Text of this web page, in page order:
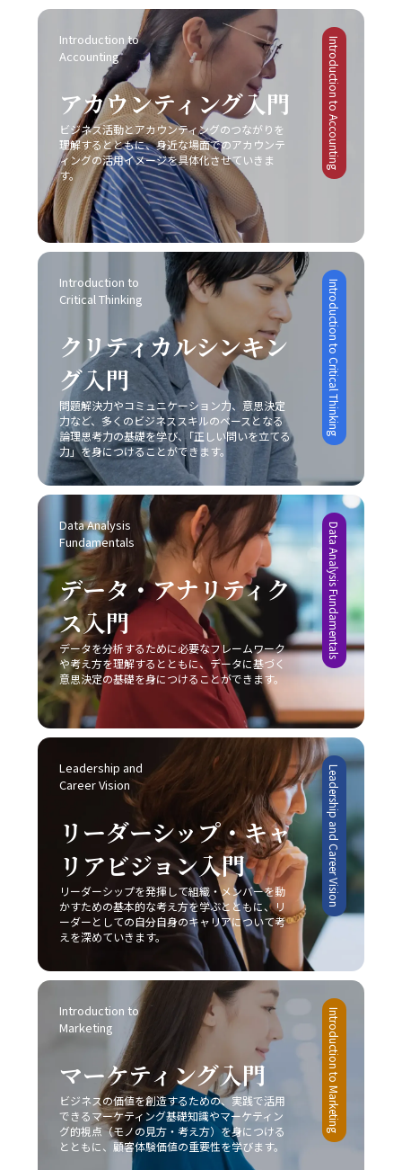
ション能力の向上に直結します。これにより、仕事で話が
噛み合わない状況を未然に防ぎ、また発生した場合にも迅
速かつ効果的に対処できる基盤を作ることが可能となりま
す。最終的に、若手ビジネスマンにとって重要なのは、一
方的なコミュニケーションではなく、双方の意図や認識を
共有しあう姿勢です。今回ご紹介したポイントを実践し、
「仕事で話が噛み合わない人との対処法」を日常の業務に
取り入れることで、組織内の信頼関係の再構築や業務効率
の向上を実現できるでしょう。常に自己のコミュニケーシ
ョンスキルを磨き、効果的な意思疎通を心がけることが、
ビジネスパーソンとしての成長に直結する重要な要素とな
ります。
がどのような「場」か、つまり使用する媒体や環境に応じ
た戦略も大切です。対面での会議、電話会議、メール、オ
ンラインミーティングなど、ツールや場面ごとに適したコ
ミュニケーションの方法が存在します。そのため、各媒体
の持つ特性や限界を理解し、状況に合わせた柔軟な対応が
必要不可欠となります。こうした注意点を踏まえて、自己
のコミュニケーション能力を継続的にブラッシュアップし
ていくことが、キャリアの成長に繋がるのです。 まとめ
本記事では、「ビジネスにおけるコミュニケーション能
力」における重要性と、その構成要素、さらには具体的な
現場での実践方法と注意点について解説しました。現代ビ
ジネスにおいて、コミュニケーションは単なる情報伝達で
はなく、相手に行動変容を促すための極めて高度なスキル
であり、論理的思考、感情表現、非言語的伝達、そして状
況に応じた柔軟な対応が求められます。特に、若手ビジネ
スマンはこの能力を磨くことで、上司や同僚、さらには対
外のステークホルダーとの信頼関係を築き、組織全体の業
績向上や自らのキャリアアップに直結させることが可能と
なります。 また、コミュニケーションの成功は意識的な目
的設定と適切な手法の選択に依存するため、日々の業務の
中で自らの発言や対話を振り返り、どのように相手に伝わ
っているかを検証する姿勢が不可欠です。若手ビジネスマ
ンとしては、まずは基本的なスキルを習得し、実践を重ね
ながら「論理」と「感情」のバランスを追求することが、
信頼構築および成果創出への近道であると言えます。今後
も、技術の進化とグローバル化が進む中で、多様なコミュ
ニケーション手法を状況に応じて使い分けるセンスを養
い、柔軟な対応力を持つことが求められるでしょう。 最終
的に、「ビジネスにおけるコミュニケーション能力」にお
ける本質は、発信者が目的を明確にし、受信者がその意図
を正確に理解するという双方の協調です。これを実現する
ためには、日々の実務の中での振り返りと研鑽が不可欠で
あり、自らのコミュニケーションスタイルを磨き上げるこ
とが、結果として組織全体のパフォーマンス向上に繋がる
のです。自分自身の成長と共に、組織全体での良好な情報
共有が促進されることにより、ビジネスの現場における成
果が確実に向上するでしょう。
フォン市場におけるモトローラの事例では、他社との差別
化に失敗し、急激な技術革新に乗り遅れて市場からの孤立
を招きました。また、日産自動車は過度なコスト削減施策
により品質低下とブランドイメージの低下を招いた結果、
激戦区でのシェア確保に大きな課題を突きつけられまし
た。これらの事例は、レッドオーシャンの戦い方において
は、単なるコスト削減や市場模倣だけでは不十分であり、
明確な差別化戦略と自社の独自性の追求が不可欠であるこ
とを示しています。 レッドオーシャンとブルーオーシャン
の使い分け レッドオーシャン市場における戦略と対比し
て、ブルーオーシャン戦略は競争のない新たな市場の創出
を目指すアプローチです。ブルーオーシャンでは、既存市
場の枠にとらわれずに新規需要を発掘することが重視され
るため、一見すると魅力的な選択肢に映ります。しかし、
どちらの戦略を採用するかは、自社の経営資源、強み、さ
らには市場環境の成熟度によって大きく左右されるため、
慎重な分析が求められます。レッドオーシャンの戦い方に
おいては、既存市場で確固たる地位を築くために、いかに
自社の独自性を打ち出し、競合他社との差別化を成功させ
るかが非常に重要な要素となります。 具体例として、大手
家電メーカーが技術力と広範な販売網という強みを持ちな
がらも、成熟市場での競争に挑むケースや、ベンチャー企
業が限定されたリソースを最大限に活かしてニッチ市場で
新たな需要を創造するケースなど、各企業は自社の特性に
応じた戦略を展開しています。このような事例からも、ど
の市場戦略を採るにしても、常に自社の強みと市場環境の
両面を的確に把握し、その上でレッドオーシャンの戦い方
を実践することが成功の鍵であることが明らかです。 実践
に向けた心構えと今後の展望 レッドオーシャンの戦い方を
実践するためには、単なる理論や事例の学習に留まらず、
実際のビジネス現場での迅速な対応と継続的な改善が求め
られます。まず、自社の強みや改善点を冷静に分析し、ど
の戦略が最も有効であるかを判断することが重要です。ま
た、顧客のニーズや市場動向の変化に敏感であること、そ
して柔軟な戦略の見直しが不可欠となります。市場は常に
変動し続けており、今日の成功が明日の成功を保証するも
のではないため、レッドオーシャンの戦い方においては常
に革新と挑戦の姿勢を維持しなければなりません。 今後、
AIやIoT、さらにはブロックチェーン技術など最先端技術の
進展が加速することで、ビジネス環境は一層複雑化すると
みられます。しかし、このような変動期においては、逆に
新たなビジネスモデルや市場ニーズが生まれるチャンスも
多く存在します。将来的には、従来のレッドオーシャンの
戦い方に加え、テクノロジーを駆使したデジタル戦略との
融合が、企業の競争力を左右する重要な要素となることは
間違いありません。そのため、今のうちから情報収集や市
場分析に注力し、柔軟かつ先見性のある戦略を構築するこ
とが求められます。 まとめ 本記事では、2025年という変
革の時代において、20代の若手ビジネスマンが直面する厳
しい市場環境の中で、「レッドオーシャンの戦い方」の重
要性とその具体的な戦略について解説してきました。レッ
ドオーシャンとは、既存市場における激しい競争環境を指
し、価格競争や限られた市場シェア、利益率の低下といっ
たリスクが伴います。このような中で成功するためには、
他社との差別化、コストリーダーシップ、ニッチ戦略など
自社の強みを最大限に活かすアプローチが不可欠です。ま
た、デジタル技術や最新の市場動向を取り入れることで、
従来の戦略だけでなく新たなビジネスモデルの構築が求め
られています。 今後のビジネスシーンは、一層熾烈な競争
と急速な市場変化が予想されるため、レッドオーシャン 戦
い方においても、常に柔軟な発想と先を見据えた戦略が必
要です。成功事例に見ると、スターバックス、コカ・コー
切なサポートを受けながら、自己管理能力の向上を図るこ
とが求められます。このように、先延ばし癖の注意点は単
なる行動パターンの問題を超えて、複雑な心理的・環境的
要因が絡み合っているため、多角的な視点からの対策が必
要不可欠です。 ビジネス現場では、タスクを早期に処理す
る仕組みや、効率的なスケジュール管理システムの導入も
推奨されています。現代のITツールを活用し、リマインダ
ー機能やタイムマネジメントアプリを上手に利用すること
で、先延ばし癖を改善する一助となります。ただし、こう
したツールも万能ではなく、自身の内面的な問題と向き合
い、根本的な解決策を模索しなければ、「後回し癖 改善」
は真の意味で実現されないでしょう。 まとめ 「後回し癖
の改善」は、20代の若手ビジネスマンにとって極めて重要
なテーマです。タスクの先延ばしは、自己効力感の低下、
ストレスの蓄積、生産性の低下、さらにはキャリアの成長
機会の逸失といった深刻な影響を及ぼします。そのため、
自己管理能力の向上を図るためには、まず自分自身の心理
的背景や業務環境を冷静に分析することが不可欠です。ま
た、具体的な改善策としては、以下の8つの方法が有効で
あると考えられます。 まず、「とりあえずはじめてみる」
というシンプルながらも強力な方法があります。初動の一
歩を踏み出すことで、徐々にタスクへの抵抗感が薄れ、以
降の作業がスムーズに進む効果が期待できます。次に、簡
単に実行可能なタスクから取り掛かることにより、成功体
験を積み重ねる点も重要です。成功体験は自信を形成し、
やがて大きな課題に対しても積極的に取り組む原動力とな
ります。 さらに、やるべきタスクに専念できる環境を整え
ることも、先延ばし癖の改善に有効です。職場や自宅での
雑音や不要な割り込みを排除し、集中できる空間を確保す
る工夫は、業務効率の向上につながります。目標を細かく
設定し、進捗状況を明確に把握することで、自分自身の達
成度を視覚化し、モチベーションを維持することが可能で
す。また、締切を2段階で設定する方法も、タスクを段階
的に処理し、プロジェクト全体を効率的に管理するための
有効な手段と言えるでしょう。 完璧主義に陥らず、自分に
過度な厳しさを課さない点や、失敗を恐れずに挑戦する姿
勢を持つことも、先延ばし癖改善の鍵となります。たとえ
ば、多少のミスや失敗は成長過程の一部と捉え、次回への
学びとすることで、行動へのブレーキを緩めることができ
ます。さらに、周囲の信頼できる同僚や上司に適切に協力
を求めることで、タスクの分担や業務効率の向上にもつな
がり、結果として「後回し癖の改善」が促進されます。 総
じて、先延ばし癖の改善は単なる業務の効率化に留まら
ず、自己成長やキャリアアップ、そして精神的健康に直結
する課題です。20代の若手ビジネスマンは、日々の忙しさ
に追われる中で、この先延ばしという悪循環を断ち切り、
主体的かつ計画的な行動を身につけることが、将来的な成
功に不可欠であると言えるでしょう。一度自らの行動パタ
ーンを見直し、ここで紹介した8つの方法を実践すること
で、徐々に「後回し癖の改善」の効果を実感できるはずで
す。 最終的には、先延ばし癖を克服し、時間とエネルギー
を有効活用するための意識改革が求められます。焦らず、
一歩一歩着実に、自己改善のプロセスを進めることが重要
です。皆さんが今後、業務上の課題を迅速かつ効果的に解
決し、自己成長を加速させる一助となることを心より願っ
ています。この取り組みが、豊かなキャリア形成と充実し
た人生への道を切り開くための大きな一歩となるでしょ
う。
Introduction to
Accounting
アカウンティング入門
ビジネス活動とアカウンティングのつながりを
理解するとともに、身近な場面でのアカウンテ
ィングの活用イメージを具体化させていきま
す。
Introduction to Accounting
Introduction to
Critical Thinking
クリティカルシンキン
グ入門
問題解決力やコミュニケーション力、意思決定
力など、多くのビジネススキルのベースとなる
論理思考力の基礎を学び、｢正しい問いを立てる
力」を身につけることができます。
Introduction to Critical Thinking
Data Analysis
Fundamentals
データ・アナリティク
ス入門
データを分析するために必要なフレームワーク
や考え方を理解するとともに、データに基づく
意思決定の基礎を身につけることができます。
Data Analysis Fundamentals
Leadership and
Career Vision
リーダーシップ・キャ
リアビジョン入門
リーダーシップを発揮して組織・メンバーを動
かすための基本的な考え方を学ぶとともに、リ
ーダーとしての自分自身のキャリアについて考
えを深めていきます。
Leadership and Career Vision
Introduction to
Marketing
マーケティング入門
ビジネスの価値を創造するための、実践で活用
できるマーケティング基礎知識やマーケティン
グ的視点（モノの見方・考え方）を身につける
とともに、顧客体験価値の重要性を学びます。
Introduction to Marketing